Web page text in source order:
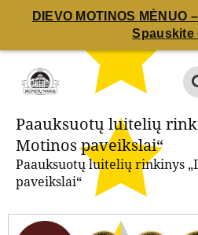
DIEVO MOTINOS MĖNUO
Spauskite
Paauksuotų luitelių
Motinos paveikslai“
Paauksuotų luitelių rinkinys
paveikslai“
Paauksuotų
„Dievo Motinos